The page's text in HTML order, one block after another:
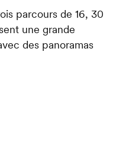
parcours de 16, 30
une grande
des panoramas